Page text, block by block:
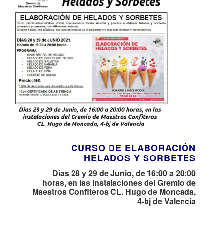
CURSO DE ELABORACIÓN
HELADOS Y SORBETES
Días 28 y 29 de Junio, de 16:00 a 20:00
horas, en las instalaciones del Gremio de
Maestros Confiteros CL. Hugo de Moncada,
4-bj de Valencia